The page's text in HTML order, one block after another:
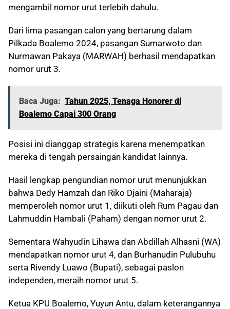
mengambil nomor urut terlebih dahulu.
Dari lima pasangan calon yang bertarung dalam
Pilkada Boalemo 2024, pasangan Sumarwoto dan
Nurmawan Pakaya (MARWAH) berhasil mendapatkan
nomor urut 3.
Baca Juga: Tahun 2025, Tenaga Honorer di
Boalemo Capai 300 Orang
Posisi ini dianggap strategis karena menempatkan
mereka di tengah persaingan kandidat lainnya.
Hasil lengkap pengundian nomor urut menunjukkan
bahwa Dedy Hamzah dan Riko Djaini (Maharaja)
memperoleh nomor urut 1, diikuti oleh Rum Pagau dan
Lahmuddin Hambali (Paham) dengan nomor urut 2.
Sementara Wahyudin Lihawa dan Abdillah Alhasni (WA)
mendapatkan nomor urut 4, dan Burhanudin Pulubuhu
serta Rivendy Luawo (Bupati), sebagai paslon
independen, meraih nomor urut 5.
Ketua KPU Boalemo, Yuyun Antu, dalam keterangannya